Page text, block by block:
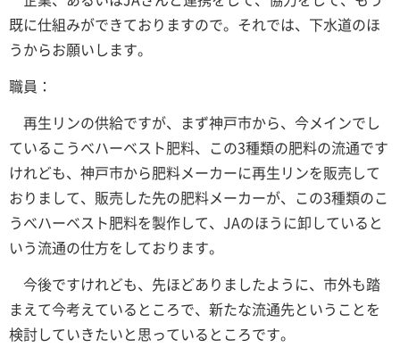
既に仕組みができておりますので。それでは、下水道のほ
うからお願いします。
職員：
再生リンの供給ですが、まず神戸市から、今メインでし
ているこうべハーベスト肥料、この3種類の肥料の流通です
けれども、神戸市から肥料メーカーに再生リンを販売して
おりまして、販売した先の肥料メーカーが、この3種類のこ
うべハーベスト肥料を製作して、JAのほうに卸していると
いう流通の仕方をしております。
今後ですけれども、先ほどありましたように、市外も踏
まえて今考えているところで、新たな流通先ということを
検討していきたいと思っているところです。